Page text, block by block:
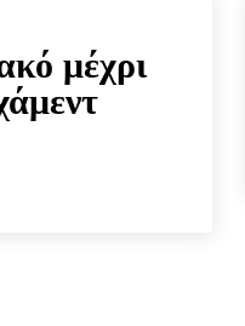
μέχρι